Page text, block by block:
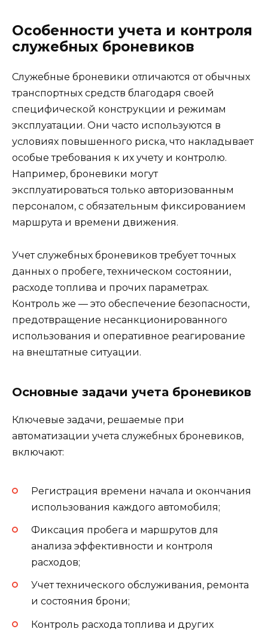
Особенности учета и контроля
служебных броневиков
Служебные броневики отличаются от обычных
транспортных средств благодаря своей
специфической конструкции и режимам
эксплуатации. Они часто используются в
условиях повышенного риска, что накладывает
особые требования к их учету и контролю.
Например, броневики могут
эксплуатироваться только авторизованным
персоналом, с обязательным фиксированием
маршрута и времени движения.
Учет служебных броневиков требует точных
данных о пробеге, техническом состоянии,
расходе топлива и прочих параметрах.
Контроль же — это обеспечение безопасности,
предотвращение несанкционированного
использования и оперативное реагирование
на внештатные ситуации.
Основные задачи учета броневиков
Ключевые задачи, решаемые при
автоматизации учета служебных броневиков,
включают:
Регистрация времени начала и окончания
использования каждого автомобиля;
Фиксация пробега и маршрутов для
анализа эффективности и контроля
расходов;
Учет технического обслуживания, ремонта
и состояния брони;
Контроль расхода топлива и других